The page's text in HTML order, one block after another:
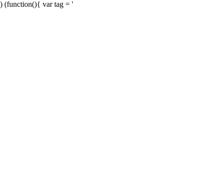
) (function(){ var tag = '